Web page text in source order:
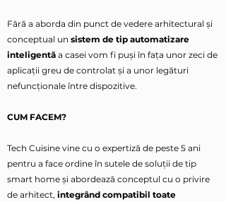
Fără a aborda din punct de vedere arhitectural și
conceptual un sistem de tip automatizare
inteligentă a casei vom fi puși în fața unor zeci de
aplicații greu de controlat și a unor legături
nefuncționale între dispozitive.
CUM FACEM?
Tech Cuisine vine cu o expertiză de peste 5 ani
pentru a face ordine în sutele de soluții de tip
smart home și abordează conceptul cu o privire
de arhitect, integrând compatibil toate